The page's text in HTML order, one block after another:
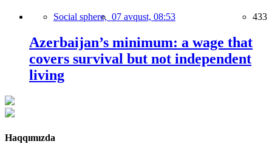
Social sphere, 07 avqust, 08:53 433
Azerbaijan’s minimum: a wage that
covers survival but not independent
living
Haqqımızda